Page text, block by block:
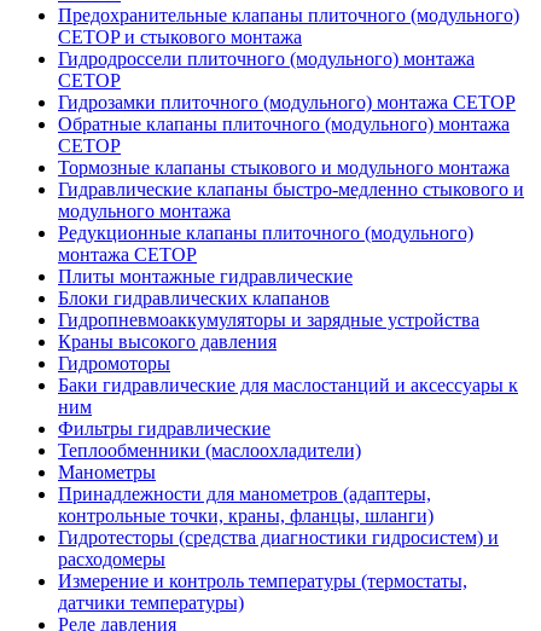
Предохранительные клапаны плиточного (модульного)
CETOP и стыкового монтажа
Гидродроссели плиточного (модульного) монтажа
CETOP
Гидрозамки плиточного (модульного) монтажа CETOP
Обратные клапаны плиточного (модульного) монтажа
CETOP
Тормозные клапаны стыкового и модульного монтажа
Гидравлические клапаны быстро-медленно стыкового и
модульного монтажа
Редукционные клапаны плиточного (модульного)
монтажа CETOP
Плиты монтажные гидравлические
Блоки гидравлических клапанов
Гидропневмоаккумуляторы и зарядные устройства
Краны высокого давления
Гидромоторы
Баки гидравлические для маслостанций и аксессуары к
ним
Фильтры гидравлические
Теплообменники (маслоохладители)
Манометры
Принадлежности для манометров (адаптеры,
контрольные точки, краны, фланцы, шланги)
Гидротесторы (средства диагностики гидросистем) и
расходомеры
Измерение и контроль температуры (термостаты,
датчики температуры)
Реле давления